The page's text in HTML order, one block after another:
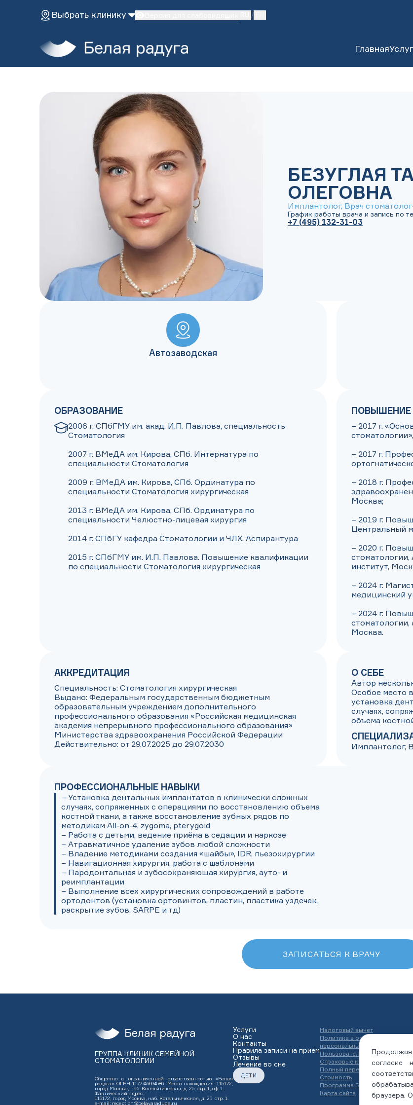
Выбрать клинику /
Главная
Имплантация зубов
Исправление прикуса
Терапевтическая стоматология
Хирургическая стоматология
Лечение во сне
Лечение во сне
Версия для слабовидящих
БЕЗУГЛАЯ
ОЛЕГОВНА
Имплантолог, Врач
График работы врача и запись по
+7 (495) 132-31-03
Автозаводская
ОБРАЗОВАНИЕ
2006 г. СПбГМУ им. акад. И.П. Павлова, специальность
Стоматология
2007 г. ВМеДА им. Кирова, СПб. Интернатура по
специальности Стоматология
2009 г. ВМеДА им. Кирова, СПб. Ординатура по
специальности Стоматология хирургическая
2013 г. ВМеДА им. Кирова, СПб. Ординатура по
специальности Челюстно-лицевая хирургия
2014 г. СПбГУ кафедра Стоматологии и ЧЛХ. Аспирантура
2015 г. СПбГМУ им. И.П. Павлова. Повышение квалификации
по специальности Стоматология хирургическая
– 2017 г.
– 2017 г.
– 2018 г.
Москва;
– 2019 г.
Центральный
– 2020 г.
институт,
– 2024 г.
медицинский
– 2024 г.
стоматологии,
Москва.
АККРЕДИТАЦИЯ
Специальность: Стоматология хирургическая
Выдано: Федеральным государственным бюджетным
образовательным учреждением дополнительного
профессионального образования «Российская медицинская
академия непрерывного профессионального образования»
Министерства здравоохранения Российской Федерации
Действительно: от 29.07.2025 до 29.07.2030
О СЕБЕ
Автор
Особое место
установка
случаях,
объема
Имплантолог,
ПРОФЕССИОНАЛЬНЫЕ НАВЫКИ
– Установка дентальных имплантатов в клинически сложных
случаях, сопряженных с операциями по восстановлению объема
костной ткани, а также восстановление зубных рядов по
методикам All-on-4, zygoma, pterygoid
– Работа с детьми, ведение приёма в седации и наркозе
– Атравматичное удаление зубов любой сложности
– Владение методиками создания «шайбы», IDR, пьезохирургии
– Навигационная хирургия, работа с шаблонами
– Пародонтальная и зубосохраняющая хирургия, ауто- и
реимплантации
– Выполнение всех хирургических сопровождений в работе
ортодонтов (установка ортовинтов, пластин, пластика уздечек,
раскрытие зубов, SARPE и тд)
ЗАПИСАТЬСЯ К ВРАЧУ
ГРУППА КЛИНИК СЕМЕЙНОЙ
СТОМАТОЛОГИИ
Общество с ограниченной ответственностью «Белая
радуга». ОГРН 1177746694586. Место нахождения: 115172,
город Москва, наб. Котельническая, д. 25, стр. 1, оф. 1.
Фактический адрес:
115172, город Москва, наб. Котельническая, д. 25, стр. 1.
e-mail: reception@belayaraduga.ru
Услуги
О нас
Контакты
Правила записи на приём
Отзывы
Лечение во сне
ДЕТИ
Налоговый вычет
Политика в отношении
персональных данных
Пользовательское соглашение
Страховые компании
Полный перечень юридических
Стоимость
Программа Благодарности
Карта сайта
согласие
браузера.